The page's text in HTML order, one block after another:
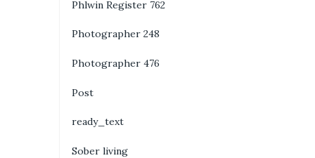
Phlwin Register 762
Photographer 248
Photographer 476
Post
ready_text
Sober living